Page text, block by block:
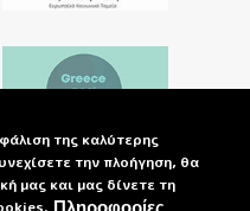
της καλύτερης
την πλοήγηση, θα
μας και μας δίνετε τη
Πληροφορίες